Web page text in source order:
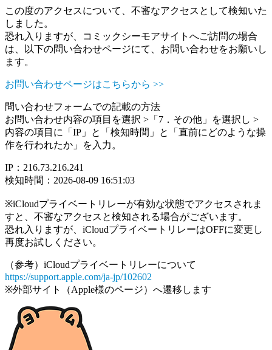
この度のアクセスについて、不審なアクセスとして検知いた
しました。
恐れ入りますが、コミックシーモアサイトへご訪問の場合
は、以下の問い合わせページにて、お問い合わせをお願いし
ます。
お問い合わせページはこちらから >>
問い合わせフォームでの記載の方法
お問い合わせ内容の項目を選択 >「7．その他」を選択し >
内容の項目に「IP」と「検知時間」と「直前にどのような操
作を行われたか」を入力。
IP：216.73.216.241
検知時間：2026-08-09 16:51:03
※iCloudプライベートリレーが有効な状態でアクセスされま
すと、不審なアクセスと検知される場合がございます。
恐れ入りますが、iCloudプライベートリレーはOFFに変更し
再度お試しください。
（参考）iCloudプライベートリレーについて
https://support.apple.com/ja-jp/102602
※外部サイト（Apple様のページ）へ遷移します